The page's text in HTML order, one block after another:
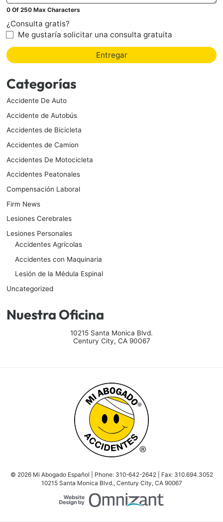
0 Of 250 Max Characters
¿Consulta gratis?
Me gustaría solicitar una consulta gratuita
Entregar
Categorías
Accidente De Auto
Accidente de Autobús
Accidentes de Bicicleta
Accidentes de Camion
Accidentes De Motocicleta
Accidentes Peatonales
Compensación Laboral
Firm News
Lesiones Cerebrales
Lesiones Personales
Accidentes Agrícolas
Accidentes con Maquinaria
Lesión de la Médula Espinal
Uncategorized
Nuestra Oficina
10215 Santa Monica Blvd.
Century City, CA 90067
© 2026 Mi Abogado Español | Phone: 310-642-2642| Fax: 310.694.3052
10215 Santa Monica Blvd., Century City, CA 90067
Website Design by